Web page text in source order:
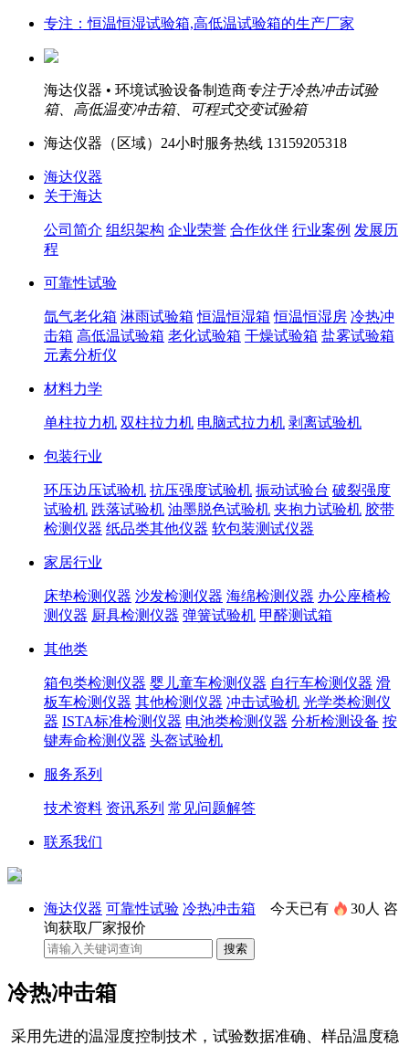
专注：恒温恒湿试验箱,高低温试验箱的生产厂家
海达仪器 • 环境试验设备制造商专注于冷热冲击试验
箱、高低温变冲击箱、可程式交变试验箱
海达仪器（ 区域）24小时服务热线 13159205318
海达仪器
关于海达
公司简介 组织架构 企业荣誉 合作伙伴 行业案例 发展历
程
可靠性试验
氙气老化箱 淋雨试验箱 恒温恒湿箱 恒温恒湿房 冷热冲
击箱 高低温试验箱 老化试验箱 干燥试验箱 盐雾试验箱
元素分析仪
材料力学
单柱拉力机 双柱拉力机 电脑式拉力机 剥离试验机
包装行业
环压边压试验机 抗压强度试验机 振动试验台 破裂强度
试验机 跌落试验机 油墨脱色试验机 夹抱力试验机 胶带
检测仪器 纸品类其他仪器 软包装测试仪器
家居行业
床垫检测仪器 沙发检测仪器 海绵检测仪器 办公座椅检
测仪器 厨具检测仪器 弹簧试验机 甲醛测试箱
其他类
箱包类检测仪器 婴儿童车检测仪器 自行车检测仪器 滑
板车检测仪器 其他检测仪器 冲击试验机 光学类检测仪
器 ISTA标准检测仪器 电池类检测仪器 分析检测设备 按
键寿命检测仪器 头盔试验机
服务系列
技术资料 资讯系列 常见问题解答
联系我们
海达仪器 可靠性试验 冷热冲击箱 今天已有 30人 咨
询获取厂家报价
冷热冲击箱
采用先进的温湿度控制技术，试验数据准确、样品温度稳